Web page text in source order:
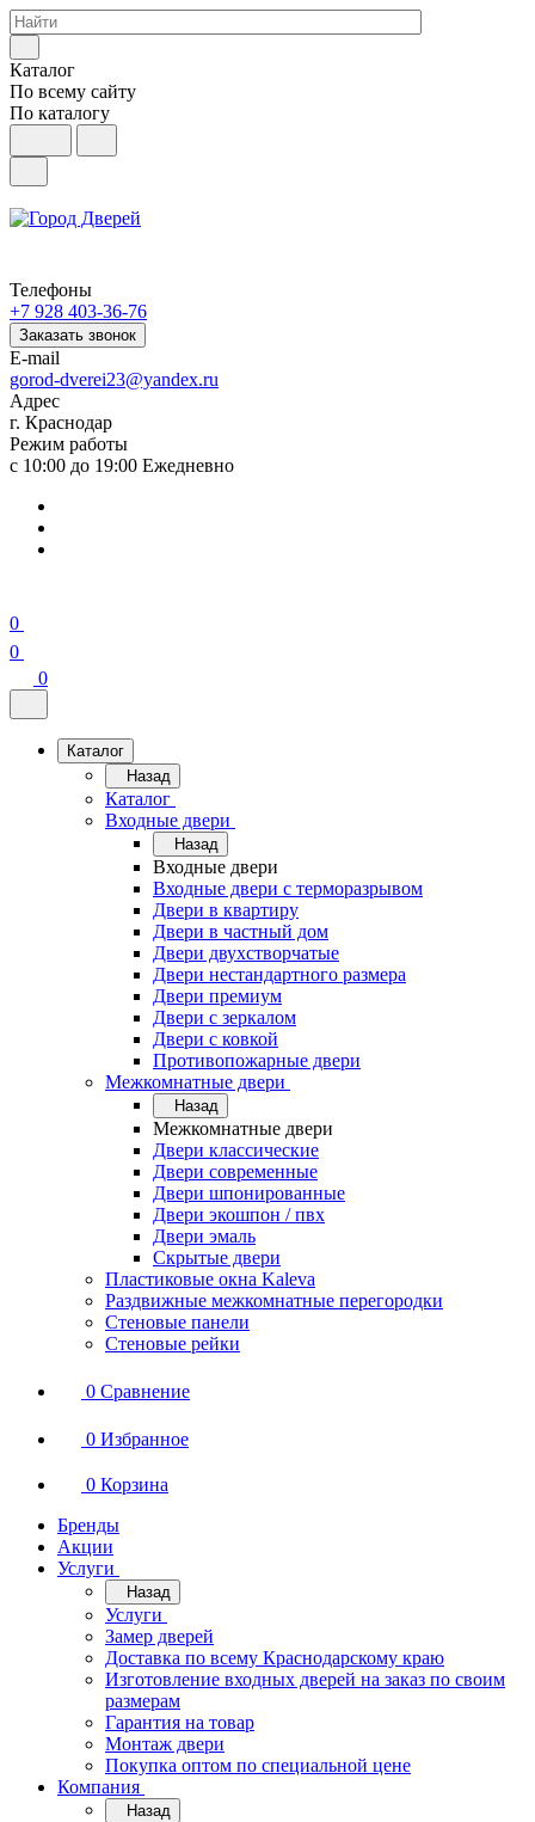
Каталог
По всему сайту
По каталогу
Телефоны
+7 928 403-36-76
Заказать звонок
E-mail
gorod-dverei23@yandex.ru
Адрес
г. Краснодар
Режим работы
с 10:00 до 19:00 Ежедневно
0
0
0
Каталог
Назад
Каталог
Входные двери
Назад
Входные двери
Входные двери с терморазрывом
Двери в квартиру
Двери в частный дом
Двери двухстворчатые
Двери нестандартного размера
Двери премиум
Двери с зеркалом
Двери с ковкой
Противопожарные двери
Межкомнатные двери
Назад
Межкомнатные двери
Двери классические
Двери современные
Двери шпонированные
Двери экошпон / пвх
Двери эмаль
Скрытые двери
Пластиковые окна Kaleva
Раздвижные межкомнатные перегородки
Стеновые панели
Стеновые рейки
0 Сравнение
0 Избранное
0 Корзина
Бренды
Акции
Услуги
Назад
Услуги
Замер дверей
Доставка по всему Краснодарскому краю
Изготовление входных дверей на заказ по своим
размерам
Гарантия на товар
Монтаж двери
Покупка оптом по специальной цене
Компания
Назад